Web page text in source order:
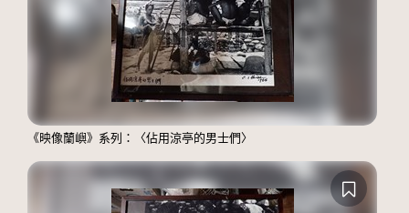
《映像蘭嶼》系列：〈佔用涼亭的男士們〉